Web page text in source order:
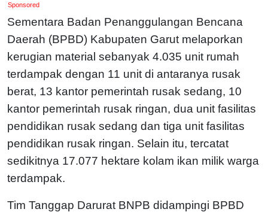
Sponsored
Sementara Badan Penanggulangan Bencana
Daerah (BPBD) Kabupaten Garut melaporkan
kerugian material sebanyak 4.035 unit rumah
terdampak dengan 11 unit di antaranya rusak
berat, 13 kantor pemerintah rusak sedang, 10
kantor pemerintah rusak ringan, dua unit fasilitas
pendidikan rusak sedang dan tiga unit fasilitas
pendidikan rusak ringan. Selain itu, tercatat
sedikitnya 17.077 hektare kolam ikan milik warga
terdampak.
Tim Tanggap Darurat BNPB didampingi BPBD